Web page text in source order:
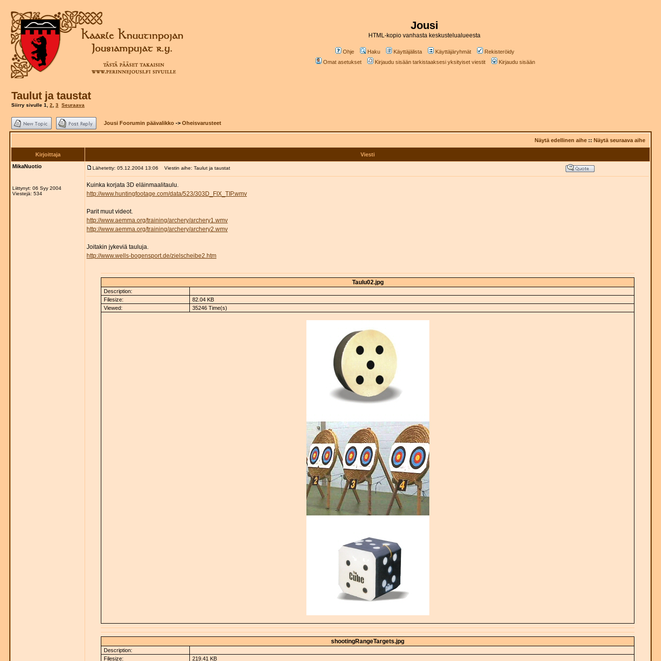
Jousi
HTML-kopio vanhasta keskustelualueesta
Ohje Haku Käyttäjälista Käyttäjäryhmät
Rekisteröidy
Omat asetukset
Kirjaudu sisään tarkistaaksesi yksityiset viestit Kirjaudu sisään
Taulut ja taustat
Siirry sivulle 1 2 3 Seuraava
Jousi Foorumin päävalikko -> Oheisvarusteet
Näytä edellinen aihe :: Näytä seuraava aihe
Kirjoittaja
Viesti
MikaNuotio
Liittynyt: 06 Syy 2004
Viestejä: 534
Lähetetty: 05.12.2004 13:06 Viestin aihe: Taulut ja taustat
Kuinka korjata 3D eläinmaalitaulu.
http://www.huntingfootage.com/data/523/303D_FIX_TIP.wmv
Parit muut videot.
http://www.aemma.org/training/archery/archery1.wmv
http://www.aemma.org/training/archery/archery2.wmv
Joitakin jykeviä tauluja.
http://www.wells-bogensport.de/zielscheibe2.htm
Taulu02.jpg
Description:
Filesize:
82.04 KB
Viewed:
35246 Time(s)
shootingRangeTargets.jpg
Description:
Filesize:
219.41 KB